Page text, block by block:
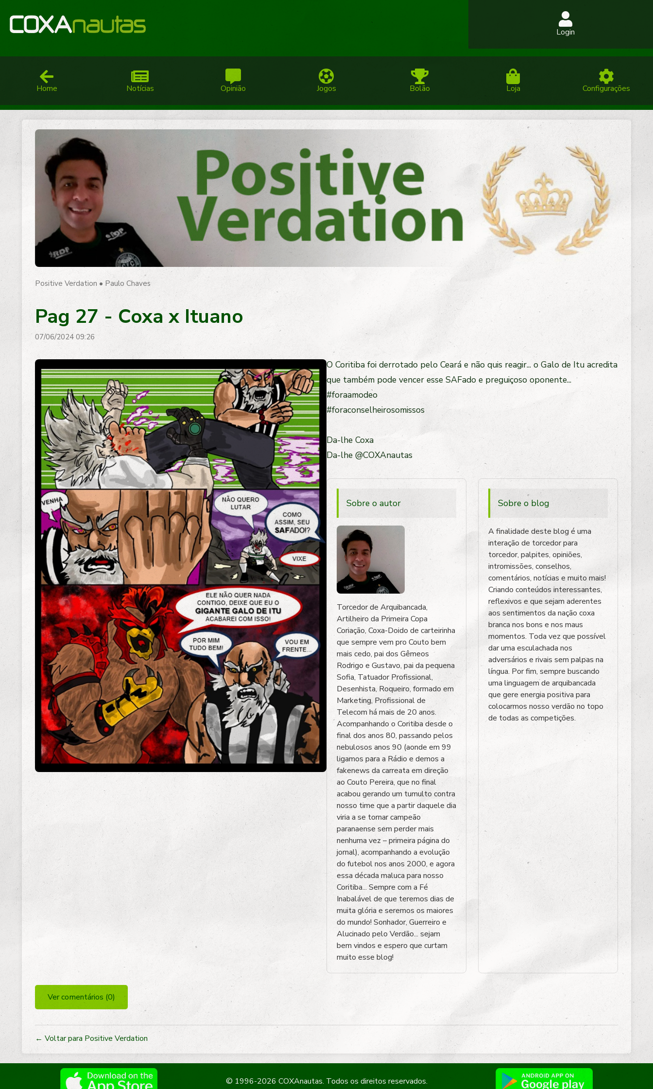
Login
Home Notícias Opinião Jogos Bolão Loja Configurações
Positive Verdation • Paulo Chaves
Pag 27 - Coxa x Ituano
07/06/2024 09:26
O Coritiba foi derrotado pelo Ceará e não quis reagir... o Galo de Itu acredita
que também pode vencer esse SAFado e preguiçoso oponente...
#foraamodeo
#foraconselheirosomissos
Da-lhe Coxa
Da-lhe @COXAnautas
Sobre o autor
Torcedor de Arquibancada,
Artilheiro da Primeira Copa
Coriação, Coxa-Doido de carteirinha
que sempre vem pro Couto bem
mais cedo, pai dos Gêmeos
Rodrigo e Gustavo, pai da pequena
Sofia, Tatuador Profissional,
Desenhista, Roqueiro, formado em
Marketing, Profissional de
Telecom há mais de 20 anos.
Acompanhando o Coritiba desde o
final dos anos 80, passando pelos
nebulosos anos 90 (aonde em 99
ligamos para a Rádio e demos a
fakenews da carreata em direção
ao Couto Pereira, que no final
acabou gerando um tumulto contra
nosso time que a partir daquele dia
viria a se tornar campeão
paranaense sem perder mais
nenhuma vez – primeira página do
jornal), acompanhando a evolução
do futebol nos anos 2000, e agora
essa década maluca para nosso
Coritiba... Sempre com a Fé
Inabalável de que teremos dias de
muita glória e seremos os maiores
do mundo! Sonhador, Guerreiro e
Alucinado pelo Verdão... sejam
bem vindos e espero que curtam
muito esse blog!
Sobre o blog
A finalidade deste blog é uma
interação de torcedor para
torcedor, palpites, opiniões,
intromissões, conselhos,
comentários, notícias e muito mais!
Criando conteúdos interessantes,
reflexivos e que sejam aderentes
aos sentimentos da nação coxa
branca nos bons e nos maus
momentos. Toda vez que possível
dar uma esculachada nos
adversários e rivais sem palpas na
língua. Por fim, sempre buscando
uma linguagem de arquibancada
que gere energia positiva para
colocarmos nosso verdão no topo
de todas as competições.
Ver comentários (0)
← Voltar para Positive Verdation
© 1996-2026 COXAnautas. Todos os direitos reservados.